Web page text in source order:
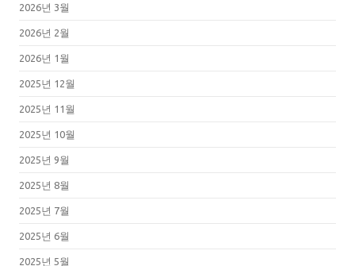
2026년 3월
2026년 2월
2026년 1월
2025년 12월
2025년 11월
2025년 10월
2025년 9월
2025년 8월
2025년 7월
2025년 6월
2025년 5월